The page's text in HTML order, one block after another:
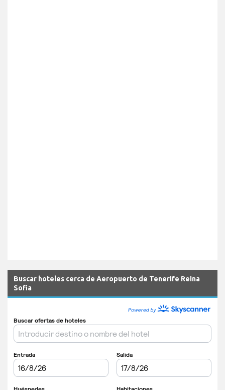
Buscar hoteles cerca de Aeropuerto de Tenerife Reina
Sofia